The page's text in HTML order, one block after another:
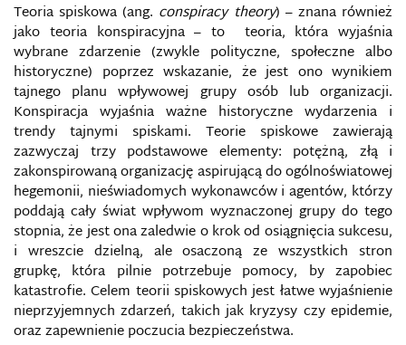
Teoria spiskowa (ang. conspiracy theory) – znana również
jako teoria konspiracyjna – to teoria, która wyjaśnia
wybrane zdarzenie (zwykle polityczne, społeczne albo
historyczne) poprzez wskazanie, że jest ono wynikiem
tajnego planu wpływowej grupy osób lub organizacji.
Konspiracja wyjaśnia ważne historyczne wydarzenia i
trendy tajnymi spiskami. Teorie spiskowe zawierają
zazwyczaj trzy podstawowe elementy: potężną, złą i
zakonspirowaną organizację aspirującą do ogólnoświatowej
hegemonii, nieświadomych wykonawców i agentów, którzy
poddają cały świat wpływom wyznaczonej grupy do tego
stopnia, że jest ona zaledwie o krok od osiągnięcia sukcesu,
i wreszcie dzielną, ale osaczoną ze wszystkich stron
grupkę, która pilnie potrzebuje pomocy, by zapobiec
katastrofie. Celem teorii spiskowych jest łatwe wyjaśnienie
nieprzyjemnych zdarzeń, takich jak kryzysy czy epidemie,
oraz zapewnienie poczucia bezpieczeństwa.